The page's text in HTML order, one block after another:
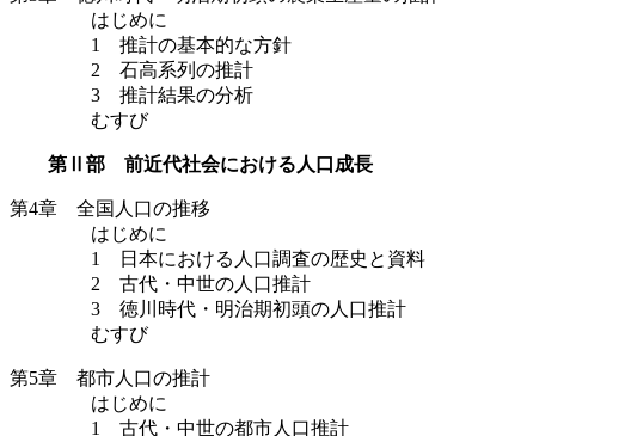
はじめに
1 推計の基本的な方針
2 石高系列の推計
3 推計結果の分析
むすび
第Ⅱ部 前近代社会における人口成長
第4章 全国人口の推移
はじめに
1 日本における人口調査の歴史と資料
2 古代・中世の人口推計
3 徳川時代・明治期初頭の人口推計
むすび
第5章 都市人口の推計
はじめに
1 古代・中世の都市人口推計